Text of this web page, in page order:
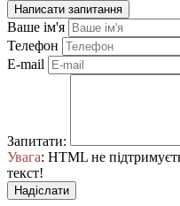
Написати запитання
Ваше ім'я
Телефон
E-mail
Запитати:
Увага: HTML не
текст!
Надіслати